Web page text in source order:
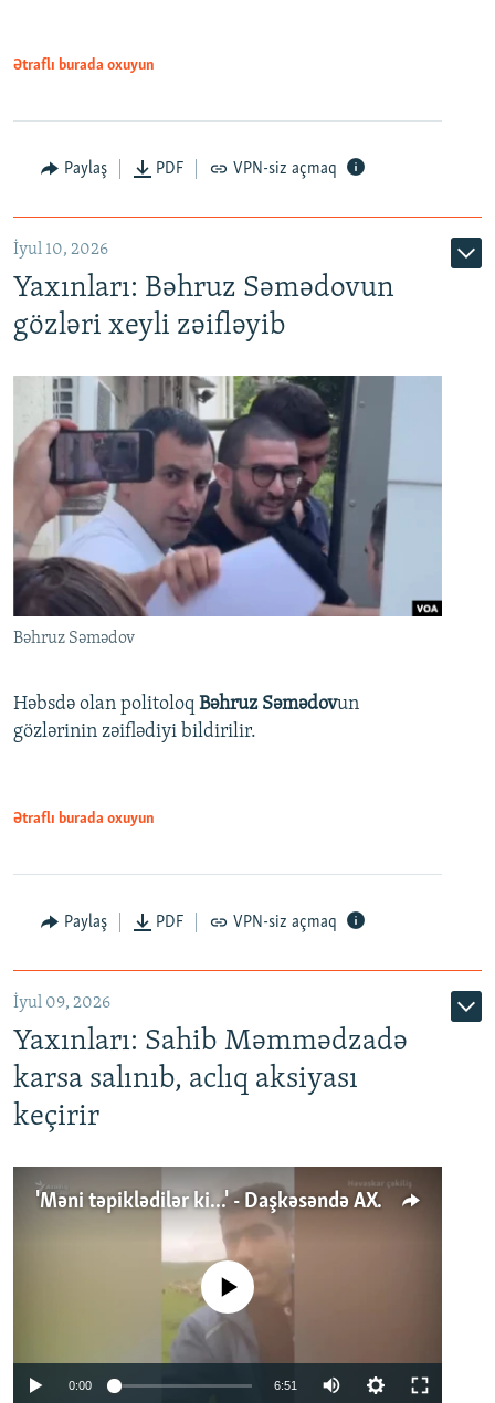
Ətraflı burada oxuyun
Paylaş PDF VPN-siz açmaq
İyul 10, 2026
Yaxınları: Bəhruz Səmədovun
gözləri xeyli zəifləyib
Bəhruz Səmədov
Həbsdə olan politoloq Bəhruz Səmədovun
gözlərinin zəiflədiyi bildirilir.
Ətraflı burada oxuyun
Paylaş PDF VPN-siz açmaq
İyul 09, 2026
Yaxınları: Sahib Məmmədzadə
karsa salınıb, aclıq aksiyası
keçirir
'Məni təpiklədilər ki...' - Daşkəsəndə AXCP fəalının yaxınları onun həbsinə etiraz edirlər
No media source currently available
0:00 6:51